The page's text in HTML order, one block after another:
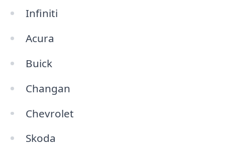
Infiniti
Acura
Buick
Changan
Chevrolet
Skoda